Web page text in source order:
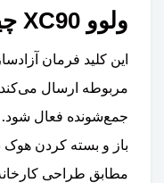
ولوو XC90 چیست؟
این کلید فرمان
مربوطه ارسال
جمع‌شونده فعال شود.
باز و بسته کردن هوک
مطابق طراحی